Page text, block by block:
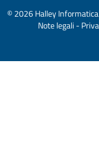
© 2026 Halley
Note legali -